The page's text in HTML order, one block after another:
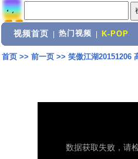
视频首页 热门视频 K-POP
首页>> 前一页>> 笑傲江湖20151206